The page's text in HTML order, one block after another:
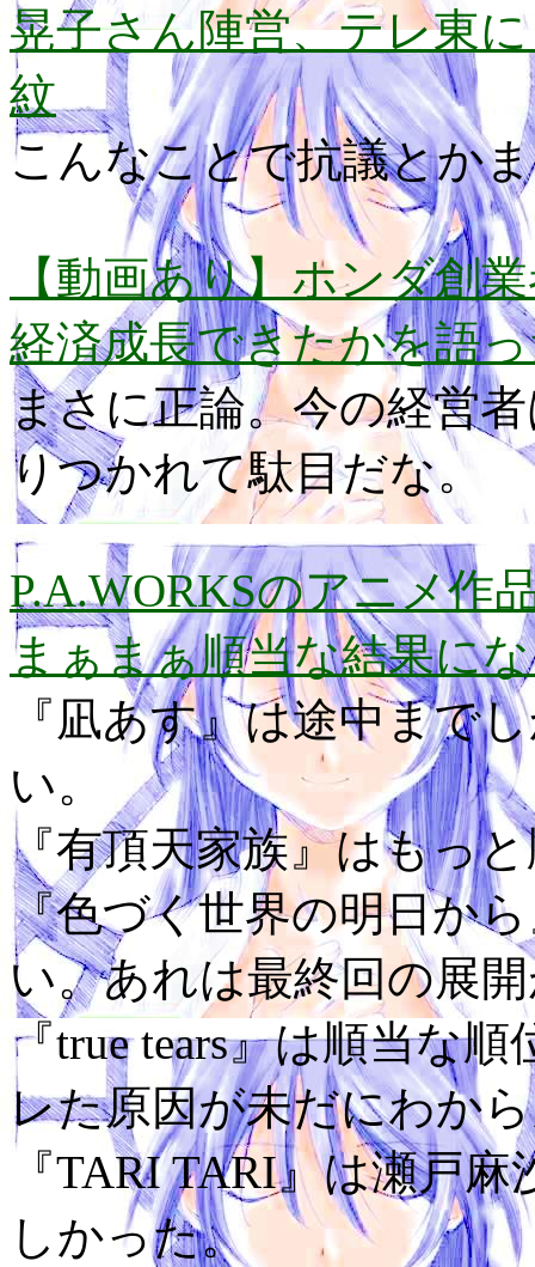
晃子さん陣営、テレ東
紋
こんなことで抗議とか
【動画あり】ホンダ創
経済成長できたかを語
まさに正論。今の経営
りつかれて駄目だな。
P.A.WORKSのアニメ作
まぁまぁ順当な結果に
『凪あす』は途中まで
い。
『有頂天家族』はもっ
『色づく世界の明日か
い。あれは最終回の展
『true tears』は順当な
レた原因が未だにわか
『TARI TARI』は瀬戸
しかった。